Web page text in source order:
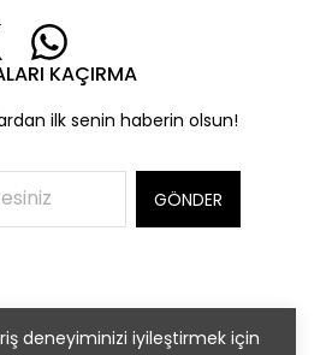
deneyiminizi iyileştirmek için
KAÇIRMA
ilk senin haberin olsun!
GÖNDER